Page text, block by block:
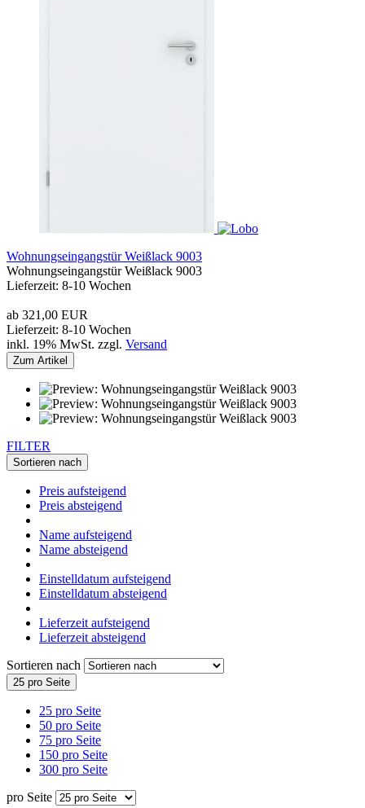
Wohnungseingangstür Weißlack 9003
Wohnungseingangstür Weißlack 9003
Lieferzeit: 8-10 Wochen
ab 321,00 EUR
Lieferzeit: 8-10 Wochen
inkl. 19% MwSt. zzgl. Versand
Zum Artikel
FILTER
Sortieren nach
Preis aufsteigend
Preis absteigend
Name aufsteigend
Name absteigend
Einstelldatum aufsteigend
Einstelldatum absteigend
Lieferzeit aufsteigend
Lieferzeit absteigend
Sortieren nach
25 pro Seite
25 pro Seite
50 pro Seite
75 pro Seite
150 pro Seite
300 pro Seite
pro Seite